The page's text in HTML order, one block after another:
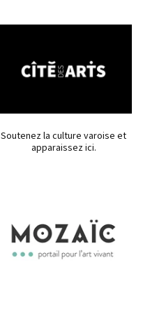
Soutenez la culture varoise et
apparaissez ici.